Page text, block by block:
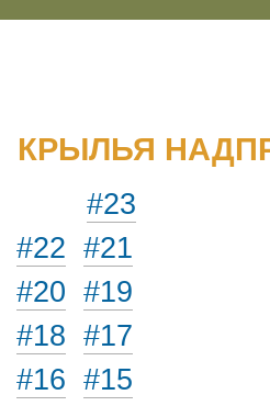
КРЫЛЬЯ
#23
#22 #21
#20 #19
#18 #17
#16 #15